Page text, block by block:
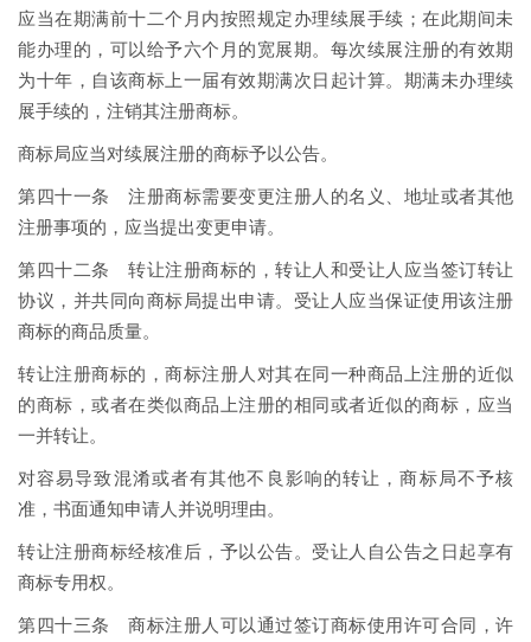
应当在期满前十二个月内按照规定办理续展手续；在此期间未
能办理的，可以给予六个月的宽展期。每次续展注册的有效期
为十年，自该商标上一届有效期满次日起计算。期满未办理续
展手续的，注销其注册商标。
商标局应当对续展注册的商标予以公告。
第四十一条 注册商标需要变更注册人的名义、地址或者其他
注册事项的，应当提出变更申请。
第四十二条 转让注册商标的，转让人和受让人应当签订转让
协议，并共同向商标局提出申请。受让人应当保证使用该注册
商标的商品质量。
转让注册商标的，商标注册人对其在同一种商品上注册的近似
的商标，或者在类似商品上注册的相同或者近似的商标，应当
一并转让。
对容易导致混淆或者有其他不良影响的转让，商标局不予核
准，书面通知申请人并说明理由。
转让注册商标经核准后，予以公告。受让人自公告之日起享有
商标专用权。
第四十三条 商标注册人可以通过签订商标使用许可合同，许